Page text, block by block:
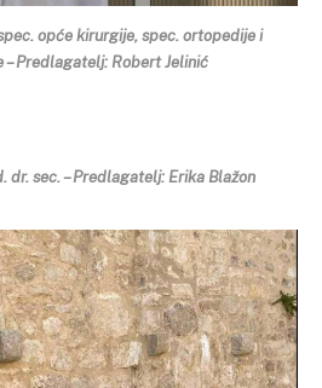
opće kirurgije, spec. ortopedije i
Predlagatelj: Robert Jelinić
dr. sec. – Predlagatelj: Erika Blažon